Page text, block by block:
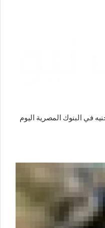
في البنوك المصرية اليوم